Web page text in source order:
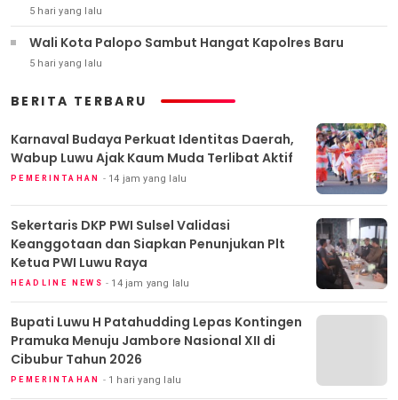
5 hari yang lalu
Wali Kota Palopo Sambut Hangat Kapolres Baru
5 hari yang lalu
BERITA TERBARU
Karnaval Budaya Perkuat Identitas Daerah,
Wabup Luwu Ajak Kaum Muda Terlibat Aktif
PEMERINTAHAN 14 jam yang lalu
Sekertaris DKP PWI Sulsel Validasi
Keanggotaan dan Siapkan Penunjukan Plt
Ketua PWI Luwu Raya
HEADLINE NEWS 14 jam yang lalu
Bupati Luwu H Patahudding Lepas Kontingen
Pramuka Menuju Jambore Nasional XII di
Cibubur Tahun 2026
PEMERINTAHAN 1 hari yang lalu